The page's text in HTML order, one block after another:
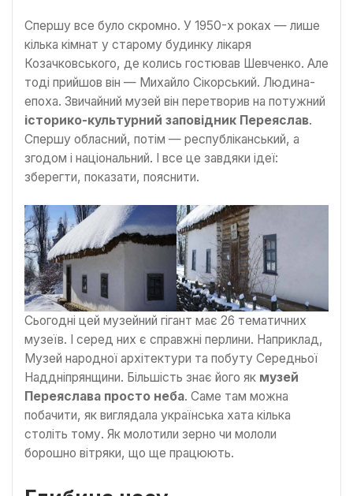
Спершу все було скромно. У 1950-х роках — лише
кілька кімнат у старому будинку лікаря
Козачковського, де колись гостював Шевченко. Але
тоді прийшов він — Михайло Сікорський. Людина-
епоха. Звичайний музей він перетворив на потужний
історико-культурний заповідник Переяслав.
Спершу обласний, потім — республіканський, а
згодом і національний. І все це завдяки ідеї:
зберегти, показати, пояснити.
Сьогодні цей музейний гігант має 26 тематичних
музеїв. І серед них є справжні перлини. Наприклад,
Музей народної архітектури та побуту Середньої
Наддніпрянщини. Більшість знає його як музей
Переяслава просто неба. Саме там можна
побачити, як виглядала українська хата кілька
століть тому. Як молотили зерно чи мололи
борошно вітряки, що ще працюють.